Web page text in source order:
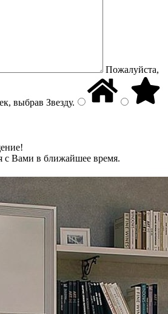
Пожалуйста,
выбрав Звезду.
с Вами в ближайшее время.